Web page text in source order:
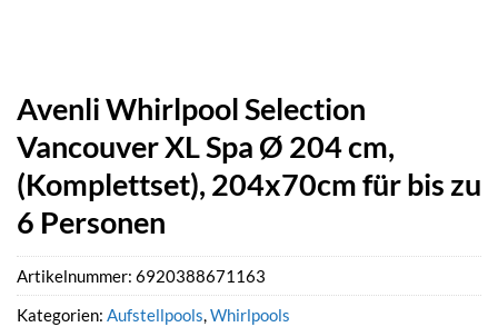
Avenli Whirlpool Selection
Vancouver XL Spa Ø 204 cm,
(Komplettset), 204x70cm für bis zu
6 Personen
Artikelnummer: 6920388671163
Kategorien: Aufstellpools,Whirlpools